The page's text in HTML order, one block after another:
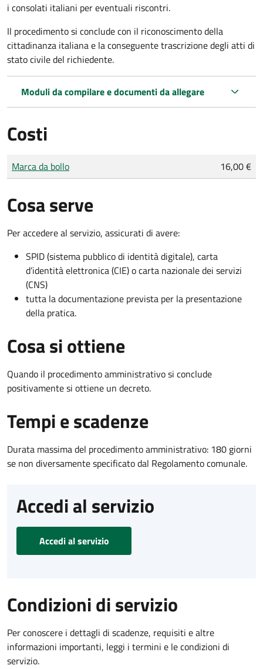
i consolati italiani per eventuali riscontri.
Il procedimento si conclude con il riconoscimento della
cittadinanza italiana e la conseguente trascrizione degli atti di
stato civile del richiedente.
Moduli da compilare e documenti da allegare
Costi
Tipo di pagamento
Importo
Marca da bollo 16,00 €
Cosa serve
Per accedere al servizio, assicurati di avere:
SPID (sistema pubblico di identità digitale), carta
d’identità elettronica (CIE) o carta nazionale dei servizi
(CNS)
tutta la documentazione prevista per la presentazione
della pratica.
Cosa si ottiene
Quando il procedimento amministrativo si conclude
positivamente si ottiene un decreto.
Tempi e scadenze
Durata massima del procedimento amministrativo: 180 giorni
se non diversamente specificato dal Regolamento comunale.
Accedi al servizio
Accedi al servizio
Condizioni di servizio
Per conoscere i dettagli di scadenze, requisiti e altre
informazioni importanti, leggi i termini e le condizioni di
servizio.